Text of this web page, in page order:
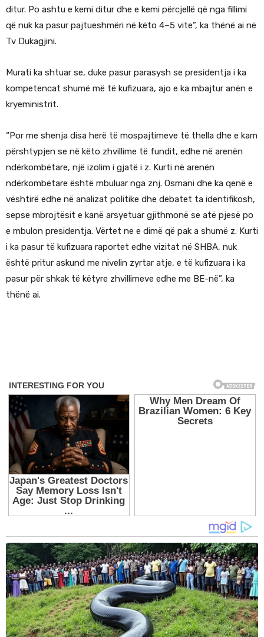
ditur. Po ashtu e kemi ditur dhe e kemi përcjellë që nga fillimi
që nuk ka pasur pajtueshmëri në këto 4–5 vite”, ka thënë ai në
Tv Dukagjini.
Murati ka shtuar se, duke pasur parasysh se presidentja i ka
kompetencat shumë më të kufizuara, ajo e ka mbajtur anën e
kryeministrit.
“Por me shenja disa herë të mospajtimeve të thella dhe e kam
përshtypjen se në këto zhvillime të fundit, edhe në arenën
ndërkombëtare, një izolim i gjatë i z. Kurti në arenën
ndërkombëtare është mbuluar nga znj. Osmani dhe ka qenë e
vështirë edhe në analizat politike dhe debatet ta identifikosh,
sepse mbrojtësit e kanë arsyetuar gjithmonë se atë pjesë po
e mbulon presidentja. Vërtet ne e dimë që pak a shumë z. Kurti
i ka pasur të kufizuara raportet edhe vizitat në SHBA, nuk
është pritur askund me nivelin zyrtar atje, e të kufizuara i ka
pasur për shkak të këtyre zhvillimeve edhe me BE-në”, ka
thënë ai.